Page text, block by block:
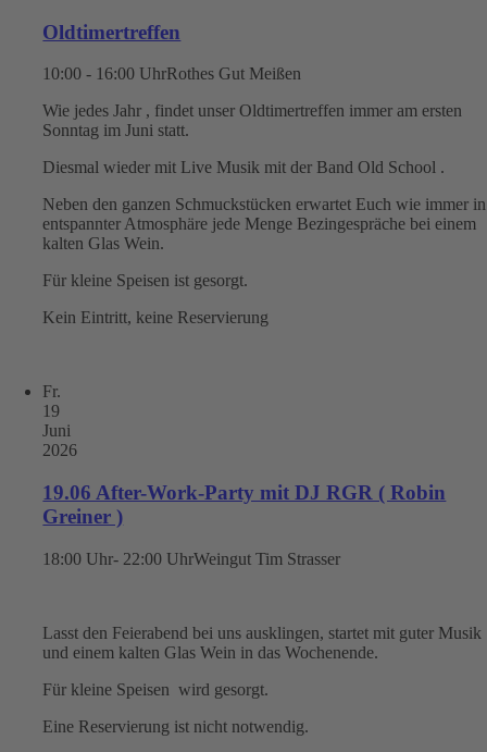
Oldtimertreffen
10:00 - 16:00 UhrRothes Gut Meißen
Wie jedes Jahr , findet unser Oldtimertreffen immer am ersten
Sonntag im Juni statt.
Diesmal wieder mit Live Musik mit der Band Old School .
Neben den ganzen Schmuckstücken erwartet Euch wie immer in
entspannter Atmosphäre jede Menge Bezingespräche bei einem
kalten Glas Wein.
Für kleine Speisen ist gesorgt.
Kein Eintritt, keine Reservierung
Fr.
19
Juni
2026
19.06 After-Work-Party mit DJ RGR ( Robin
Greiner )
18:00 Uhr- 22:00 UhrWeingut Tim Strasser
Lasst den Feierabend bei uns ausklingen, startet mit guter Musik
und einem kalten Glas Wein in das Wochenende.
Für kleine Speisen wird gesorgt.
Eine Reservierung ist nicht notwendig.